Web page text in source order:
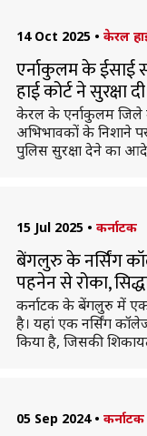
14 Oct 2025 • केरल
एर्नाकुलम के ईसाई
हाई कोर्ट ने सुरक्षा दी
केरल के एर्नाकुलम जिले
अभिभावकों के निशाने
पुलिस सुरक्षा देने का
15 Jul 2025 • कर्नाटक
बेंगलुरु के नर्सिंग
पहनेन से रोका,
कर्नाटक के बेंगलुरु में एक
है। यहां एक नर्सिंग
किया है, जिसकी
05 Sep 2024 • कर्नाटक